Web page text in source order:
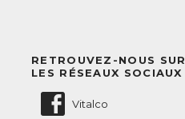
RETROUVEZ-NOUS SUR
LES RÉSEAUX SOCIAUX
Vitalco